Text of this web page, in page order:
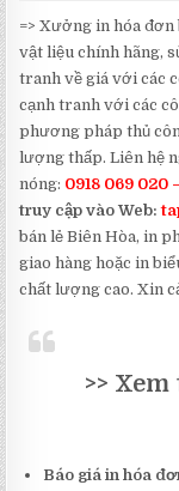
=> Xưởng in hóa
vật liệu chính hãng,
tranh về giá với các
cạnh tranh với các
phương pháp thủ
lượng thấp. Liên hệ
nóng: 0918 069 020
truy cập vào Web:
bán lẻ Biên Hòa, in
giao hàng hoặc in
chất lượng cao. Xin
>>
Báo giá in hóa